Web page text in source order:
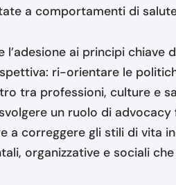
a comportamenti di
ai principi
ri-orientare le
tra professioni, culture e
un ruolo di
a correggere gli stili di vita
organizzative e sociali